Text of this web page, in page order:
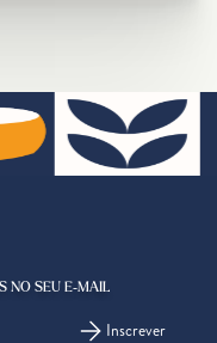
NO SEU E-MAIL
Inscrever